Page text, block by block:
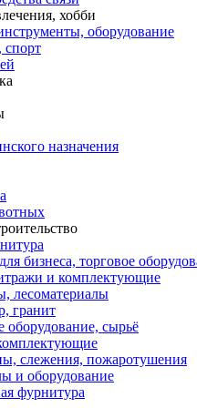
хобби
оборудование
спорт
назначения
бизнеса, торговое
и комплектующие
лесоматериалы
гранит
сырьё
слежения, пожаротушения
и оборудование
фурнитура